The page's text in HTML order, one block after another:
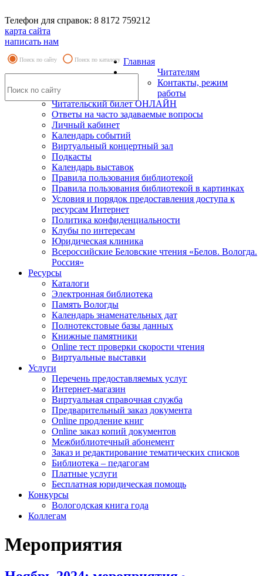
Телефон для справок: 8 8172 759212
карта сайта
написать нам
Поиск по сайту Поиск по каталогу Главная
Читателям
Контакты, режим
работы
Читательский билет ОНЛАЙН
Ответы на часто задаваемые вопросы
Личный кабинет
Календарь событий
Виртуальный концертный зал
Подкасты
Календарь выставок
Правила пользования библиотекой
Правила пользования библиотекой в картинках
Условия и порядок предоставления доступа к
ресурсам Интернет
Политика конфиденциальности
Клубы по интересам
Юридическая клиника
Всероссийские Беловские чтения «Белов. Вологда.
Россия»
Ресурсы
Каталоги
Электронная библиотека
Память Вологды
Календарь знаменательных дат
Полнотекстовые базы данных
Книжные памятники
Online тест проверки скорости чтения
Виртуальные выставки
Услуги
Перечень предоставляемых услуг
Интернет-магазин
Виртуальная справочная служба
Предварительный заказ документа
Online продление книг
Online заказ копий документов
Межбиблиотечный абонемент
Заказ и редактирование тематических списков
Библиотека – педагогам
Платные услуги
Бесплатная юридическая помощь
Конкурсы
Вологодская книга года
Коллегам
Мероприятия